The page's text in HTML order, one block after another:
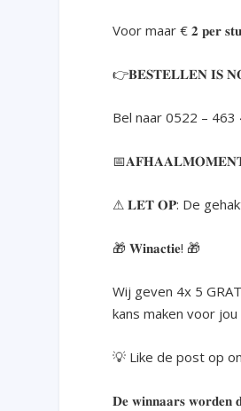
Voor maar € 𝟐 𝐩𝐞𝐫
👉𝐁𝐄𝐒𝐓𝐄𝐋𝐋𝐄𝐍 𝐈𝐒
Bel naar 0522 –
📅𝐀𝐅𝐇𝐀𝐀𝐋𝐌𝐎𝐌𝐄𝐍𝐓!
⚠ 𝐋𝐄𝐓 𝐎𝐏: De
🎁 𝐖𝐢𝐧𝐚𝐜𝐭𝐢𝐞! 🎁
Wij geven 4x 5
kans maken voor
💡 Like de post op
𝐃𝐞 𝐰𝐢𝐧𝐧𝐚𝐚𝐫𝐬 𝐰𝐨𝐫𝐝𝐞𝐧